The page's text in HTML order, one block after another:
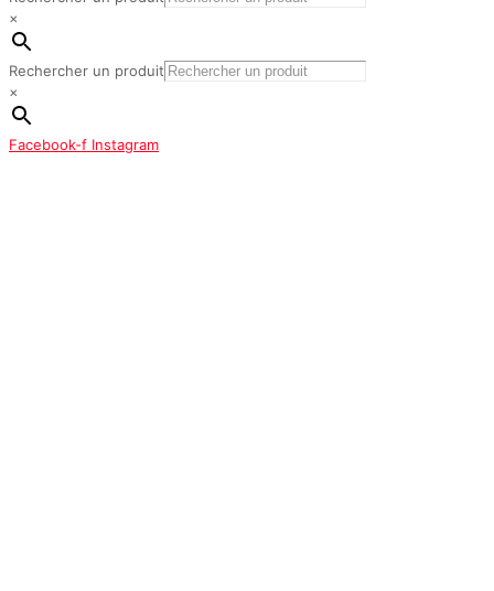
×
Rechercher un produit
×
Facebook-f Instagram